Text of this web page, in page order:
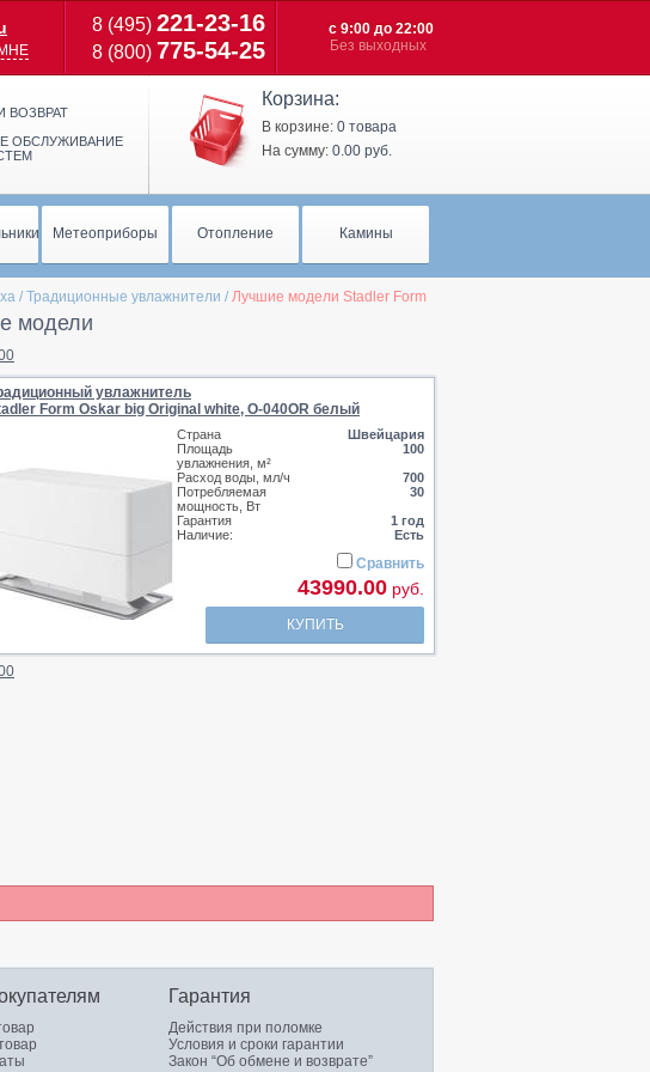
8 (495) 221-23-16
8 (800) 775-54-25
с 9:00 до 22:00
Без выходных
ВОЗВРАТ
ОБСЛУЖИВАНИЕ
Корзина:
В корзине: 0 товара
На сумму: 0.00 руб.
Метеоприборы Отопление Камины
/ Традиционные увлажнители / Лучшие модели Stadler Form
модели
увлажнитель
Form Oskar big Original white, O-040OR белый
Страна
Швейцария
Площадь
увлажнения, м²
100
Расход воды, мл/ч
700
Потребляемая
мощность, Вт
30
Гарантия
1 год
Наличие:
Есть
Сравнить
43990.00 руб.
КУПИТЬ
Гарантия
Действия при поломке
Условия и сроки гарантии
Закон “Об обмене и возврате”